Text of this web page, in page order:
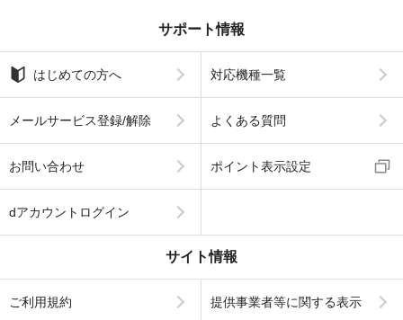
サポート情報
はじめての方へ 対応機種一覧
メールサービス登録/解除 よくある質問
お問い合わせ ポイント表示設定
dアカウントログイン
サイト情報
ご利用規約 提供事業者等に関する表示